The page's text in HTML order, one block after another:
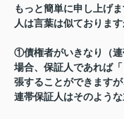
もっと簡単に申し上げ
人は言葉は似ておりま
①債権者がいきなり（連
場合、保証人であれば
張することができます
連帯保証人はそのよう